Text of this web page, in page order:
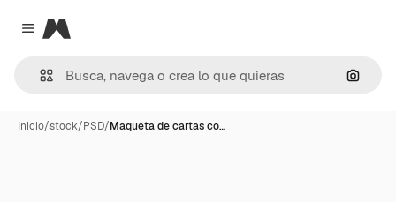
Close menu
Magnific
Inicio/stock/PSD/Maqueta de cartas co…